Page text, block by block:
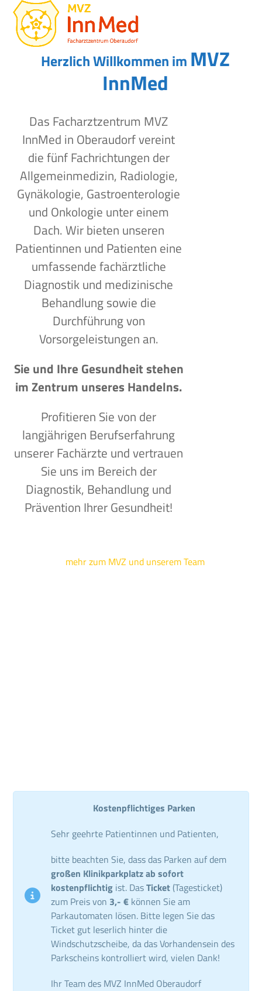
Skip
content
Open
mobile
menu
Close
mobile
menu
Herzlich Willkommen im MVZ
InnMed
Das Facharztzentrum MVZ
InnMed in Oberaudorf vereint
die fünf Fachrichtungen der
Allgemeinmedizin, Radiologie,
Gynäkologie, Gastroenterologie
und Onkologie unter einem
Dach. Wir bieten unseren
Patientinnen und Patienten eine
umfassende fachärztliche
Diagnostik und medizinische
Behandlung sowie die
Durchführung von
Vorsorgeleistungen an.
Sie und Ihre Gesundheit stehen
im Zentrum unseres Handelns.
Profitieren Sie von der
langjährigen Berufserfahrung
unserer Fachärzte und vertrauen
Sie uns im Bereich der
Diagnostik, Behandlung und
Prävention Ihrer Gesundheit!
mehr zum MVZ und unserem Team
Kostenpflichtiges Parken
Sehr geehrte Patientinnen und Patienten,
bitte beachten Sie, dass das Parken auf dem
großen Klinikparkplatz ab sofort
kostenpflichtig ist. DasTicket (Tagesticket)
zum Preis von 3,- € können Sie am
Parkautomaten lösen. Bitte legen Sie das
Ticket gut leserlich hinter die
Windschutzscheibe, da das Vorhandensein des
Parkscheins kontrolliert wird, vielen Dank!
Ihr Team des MVZ InnMed Oberaudorf